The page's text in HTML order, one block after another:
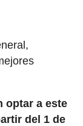
optar a este
del 1 de